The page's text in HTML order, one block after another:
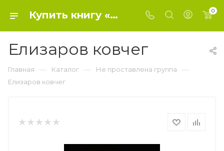
Купить книгу «Елизаров ковчег» 2016, Муравьева И.Л. - Не проставлена группа 0
Елизаров ковчег
Главная — Каталог — Не проставлена группа —
Елизаров ковчег